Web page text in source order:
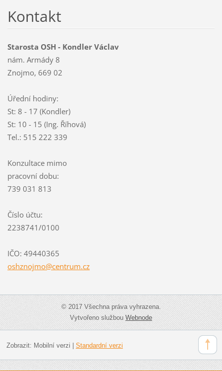
Kontakt
Starosta OSH - Kondler Václav
nám. Armády 8
Znojmo, 669 02
Úřední hodiny:
St: 8 - 17 (Kondler)
St: 10 - 15 (Ing. Říhová)
Tel.: 515 222 339
Konzultace mimo
pracovní dobu:
739 031 813
Číslo účtu:
2238741/0100
IČO: 49440365
oshznojmo@centrum.cz
© 2017 Všechna práva vyhrazena.
Vytvořeno službouWebnode
Zobrazit: Mobilní verzi Standardní verzi